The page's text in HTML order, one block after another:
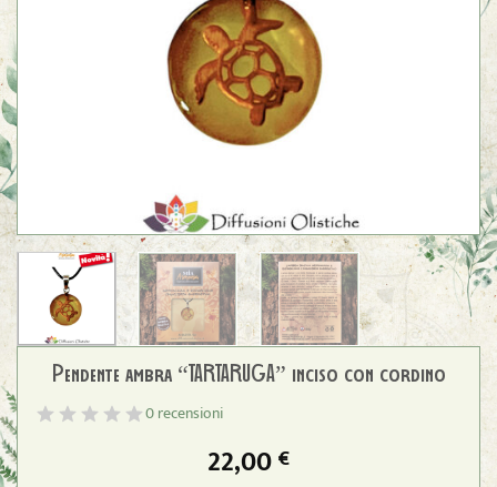
Pendente ambra “TARTARUGA” inciso con cordino
0 recensioni
22,00 €